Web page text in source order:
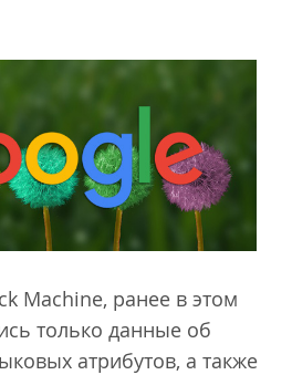
Machine, ранее в этом
только данные об
атрибутов, а также